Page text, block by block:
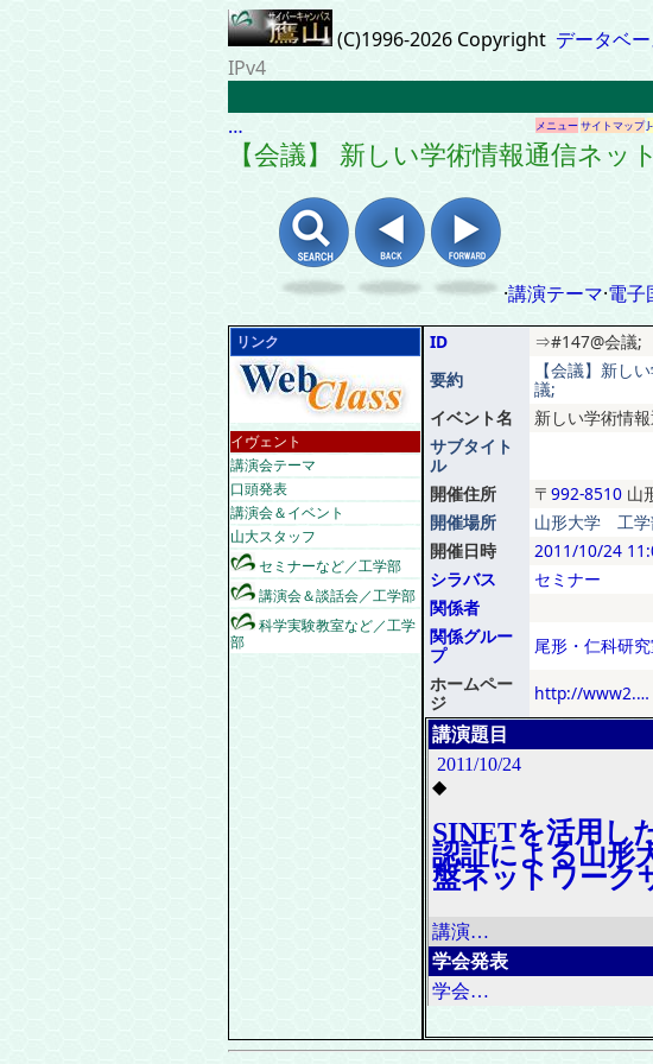
(C)1996-2026 Copyright データベ
IPv4
…
メニューサイトマップ
【会議】 新しい学術情報通信ネ
·講演テーマ·電子
リンク
イヴェント
講演会テーマ
口頭発表
講演会＆イベント
山大スタッフ
セミナーなど／工学部
講演会＆談話会／工学部
科学実験教室など／工学
部
ID
⇒#147@会議;
要約
【会議】新し
議;
イベント名
新しい学術情
サブタイト
ル
開催住所
〒 992-8510 山
開催場所
山形大学 工学
開催日時
2011/10/24
シラバス
セミナー
関係者
関係グルー
プ
尾形・仁科研
ホームペー
ジ
http://www2.…
講演題目
2011/10/24
◆
SINETを活用し
認証による山形
盤ネットワーク
講演…
学会発表
学会…